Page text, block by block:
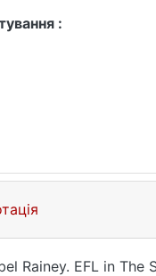
:
Rainey. EFL in